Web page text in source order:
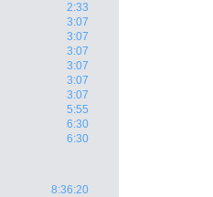
2:33
3:07
3:07
3:07
3:07
3:07
3:07
5:55
6:30
6:30
8:36:20